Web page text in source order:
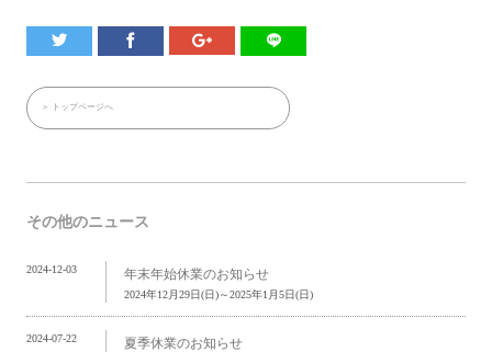
＞ トップページへ
その他のニュース
2024-12-03 年末年始休業のお知らせ
2024年12月29日(日)～2025年1月5日(日)
2024-07-22 夏季休業のお知らせ